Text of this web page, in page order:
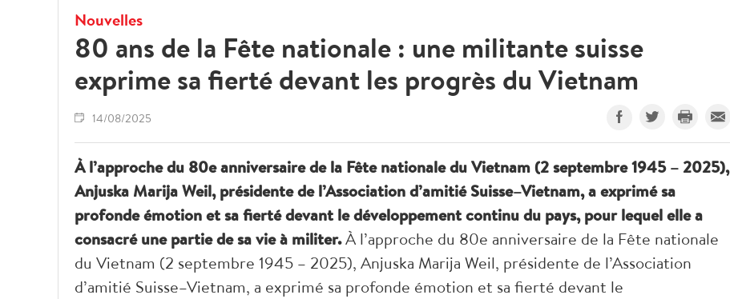
Nouvelles
80 ans de la Fête nationale : une militante suisse
exprime sa fierté devant les progrès du Vietnam
14/08/2025
À l’approche du 80e anniversaire de la Fête nationale du Vietnam (2 septembre 1945 – 2025),
Anjuska Marija Weil, présidente de l’Association d’amitié Suisse–Vietnam, a exprimé sa
profonde émotion et sa fierté devant le développement continu du pays, pour lequel elle a
consacré une partie de sa vie à militer.À l’approche du 80e anniversaire de la Fête nationale
du Vietnam (2 septembre 1945 – 2025), Anjuska Marija Weil, présidente de l’Association
d’amitié Suisse–Vietnam, a exprimé sa profonde émotion et sa fierté devant le